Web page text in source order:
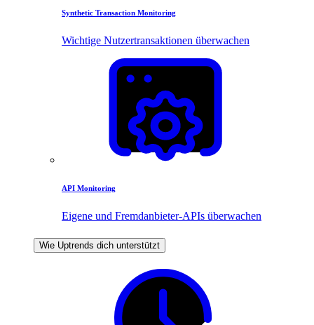
Synthetic Transaction Monitoring
Wichtige Nutzertransaktionen überwachen
API Monitoring
Eigene und Fremdanbieter-APIs überwachen
Wie Uptrends dich unterstützt